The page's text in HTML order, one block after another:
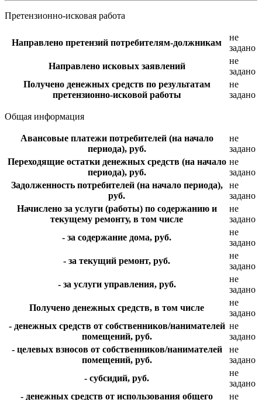
Претензионно-исковая работа
Направлено претензий потребителям-должникам
не
задано
Направлено исковых заявлений
не
задано
Получено денежных средств по результатам
претензионно-исковой работы
не
задано
Общая информация
Авансовые платежи потребителей (на начало
периода), руб.
не
задано
Переходящие остатки денежных средств (на начало
периода), руб.
не
задано
Задолженность потребителей (на начало периода),
руб.
не
задано
Начислено за услуги (работы) по содержанию и
текущему ремонту, в том числе
не
задано
- за содержание дома, руб.
не
задано
- за текущий ремонт, руб.
не
задано
- за услуги управления, руб.
не
задано
Получено денежных средств, в том числе
не
задано
- денежных средств от собственников/нанимателей
помещений, руб.
не
задано
- целевых взносов от собственников/нанимателей
помещений, руб.
не
задано
- субсидий, руб.
не
задано
- денежных средств от использования общего
не